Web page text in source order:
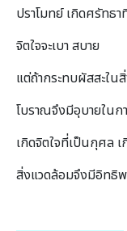
ปราโมทย์ เกิดศรัทธ
จิตใจจะเบา สบาย
แต่ถ้ากระทบผัสสะใน
โบราณจึงมีอุบายในก
เกิดจิตใจที่เป็นกุศล เ
สิ่งแวดล้อมจึงมีอิทธิ